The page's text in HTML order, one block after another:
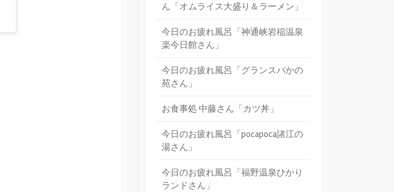
ん「オムライス大盛り＆ラーメン」
今日のお疲れ風呂「神通峡岩稲温泉
楽今日館さん」
今日のお疲れ風呂「グランスパかの
苑さん」
お食事処 中藤さん「カツ丼」
今日のお疲れ風呂「pocapoca諸江の
湯さん」
今日のお疲れ風呂「福野温泉ひかり
ランドさん」